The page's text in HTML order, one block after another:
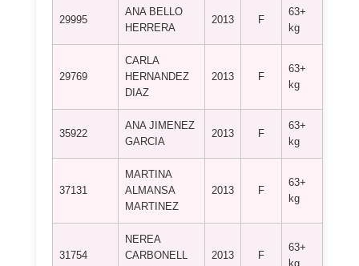
29995
ANA BELLO
HERRERA
2013 F
63+
kg
29769
CARLA
HERNANDEZ
DIAZ
2013 F
63+
kg
35922
ANA JIMENEZ
GARCIA
2013 F
63+
kg
37131
MARTINA
ALMANSA
MARTINEZ
2013 F
63+
kg
31754
NEREA
CARBONELL
2013 F
63+
kg